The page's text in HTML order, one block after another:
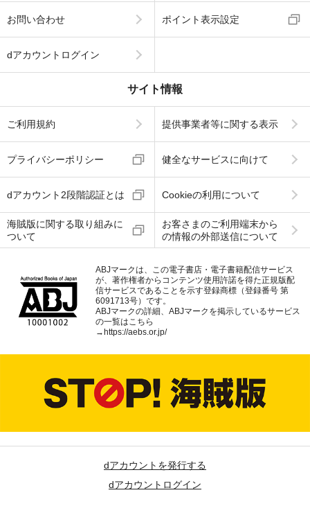
お問い合わせ ポイント表示設定
dアカウントログイン
サイト情報
ご利用規約 提供事業者等に関する表示
プライバシーポリシー 健全なサービスに向けて
dアカウント2段階認証とは Cookieの利用について
海賊版に関する取り組みに
ついて
お客さまのご利用端末から
の情報の外部送信について
ABJマークは、この電子書店・電子書籍配信サービス
が、著作権者からコンテンツ使用許諾を得た正規版配
信サービスであることを示す登録商標（登録番号 第
6091713号）です。
ABJマークの詳細、ABJマークを掲示しているサービス
の一覧はこちら
→ https://aebs.or.jp/
dアカウントを発行する
dアカウントログイン